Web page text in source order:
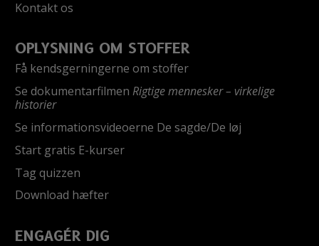
Kontakt os
OPLYSNING OM STOFFER
Få kendsgerningerne om stoffer
Se dokumentarfilmen Rigtige mennesker – virkelige
historier
Se informationsvideoerne De sagde/De løj
Start gratis E-kurser
Tag quizzen
Download hæfter
ENGAGÉR DIG